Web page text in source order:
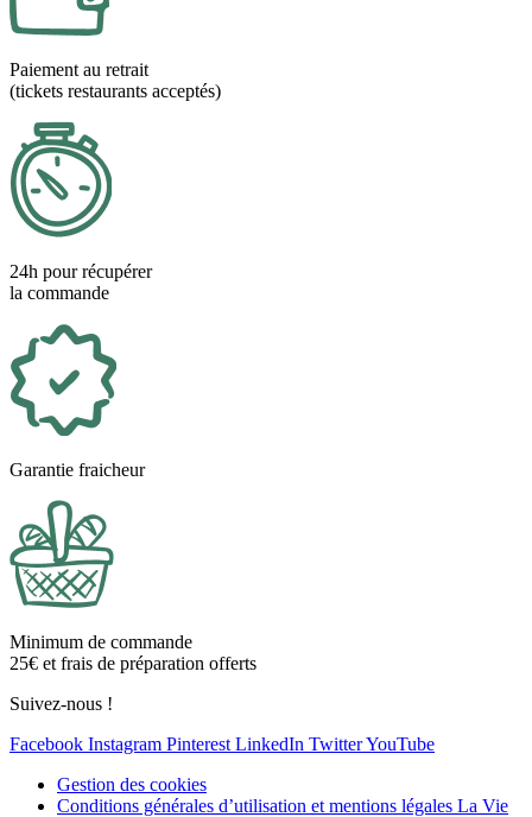
Paiement au retrait
(tickets restaurants acceptés)
24h pour récupérer
la commande
Garantie fraicheur
Minimum de commande
25€ et frais de préparation offerts
Suivez-nous !
Facebook Instagram Pinterest LinkedIn TwitterYouTube
Gestion des cookies
Conditions générales d’utilisation et mentions légales La Vie